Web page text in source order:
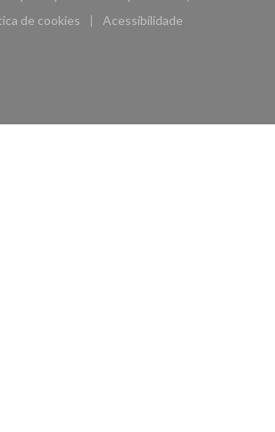
((abre numa nova janela))
de cookies
((abre numa nova janela))
Acessibilidade